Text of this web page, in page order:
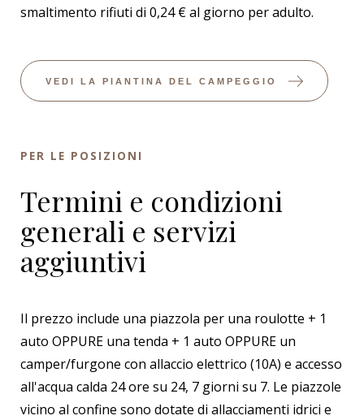
smaltimento rifiuti di 0,24 € al giorno per adulto.
VEDI LA PIANTINA DEL CAMPEGGIO
PER LE POSIZIONI
Termini e condizioni
generali e servizi
aggiuntivi
Il prezzo include una piazzola per una roulotte + 1
auto OPPURE una tenda + 1 auto OPPURE un
camper/furgone con allaccio elettrico (10A) e accesso
all'acqua calda 24 ore su 24, 7 giorni su 7. Le piazzole
vicino al confine sono dotate di allacciamenti idrici e